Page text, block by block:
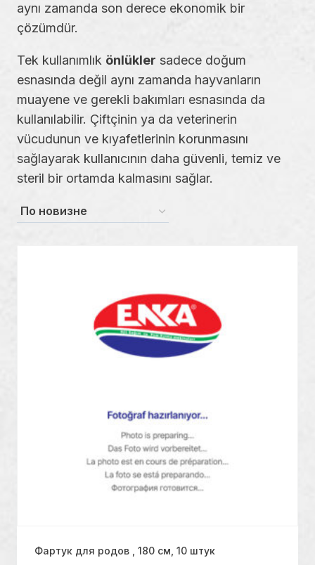
aynı zamanda son derece ekonomik bir
çözümdür.
Tek kullanımlık önlükler sadece doğum
esnasında değil aynı zamanda hayvanların
muayene ve gerekli bakımları esnasında da
kullanılabilir. Çiftçinin ya da veterinerin
vücudunun ve kıyafetlerinin korunmasını
sağlayarak kullanıcının daha güvenli, temiz ve
steril bir ortamda kalmasını sağlar.
Фартук для родов , 180 см, 10 штук